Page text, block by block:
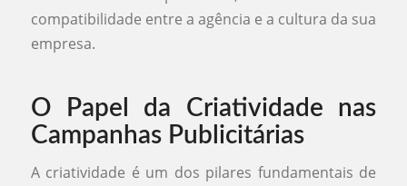
compatibilidade entre a agência e a cultura da sua
empresa.
O Papel da Criatividade nas
Campanhas Publicitárias
A criatividade é um dos pilares fundamentais de